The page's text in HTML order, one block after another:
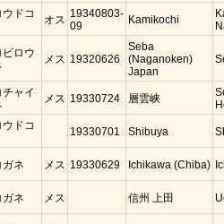
ドコ
オス 19340803-
09
Kamikochi
ロウ
メス 19320626
Seba
(Naganoken)
Japan
ャイ
メス 19330724 層雲峡
ドコ
19330701 Shibuya
ネ メス 19330629 Ichikawa (Chiba)
ネ メス 信州 上田